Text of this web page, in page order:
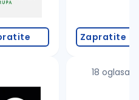
Zapratite
18 oglasa